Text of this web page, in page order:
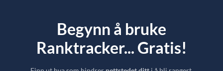
Begynn å bruke
Ranktracker... Gratis!